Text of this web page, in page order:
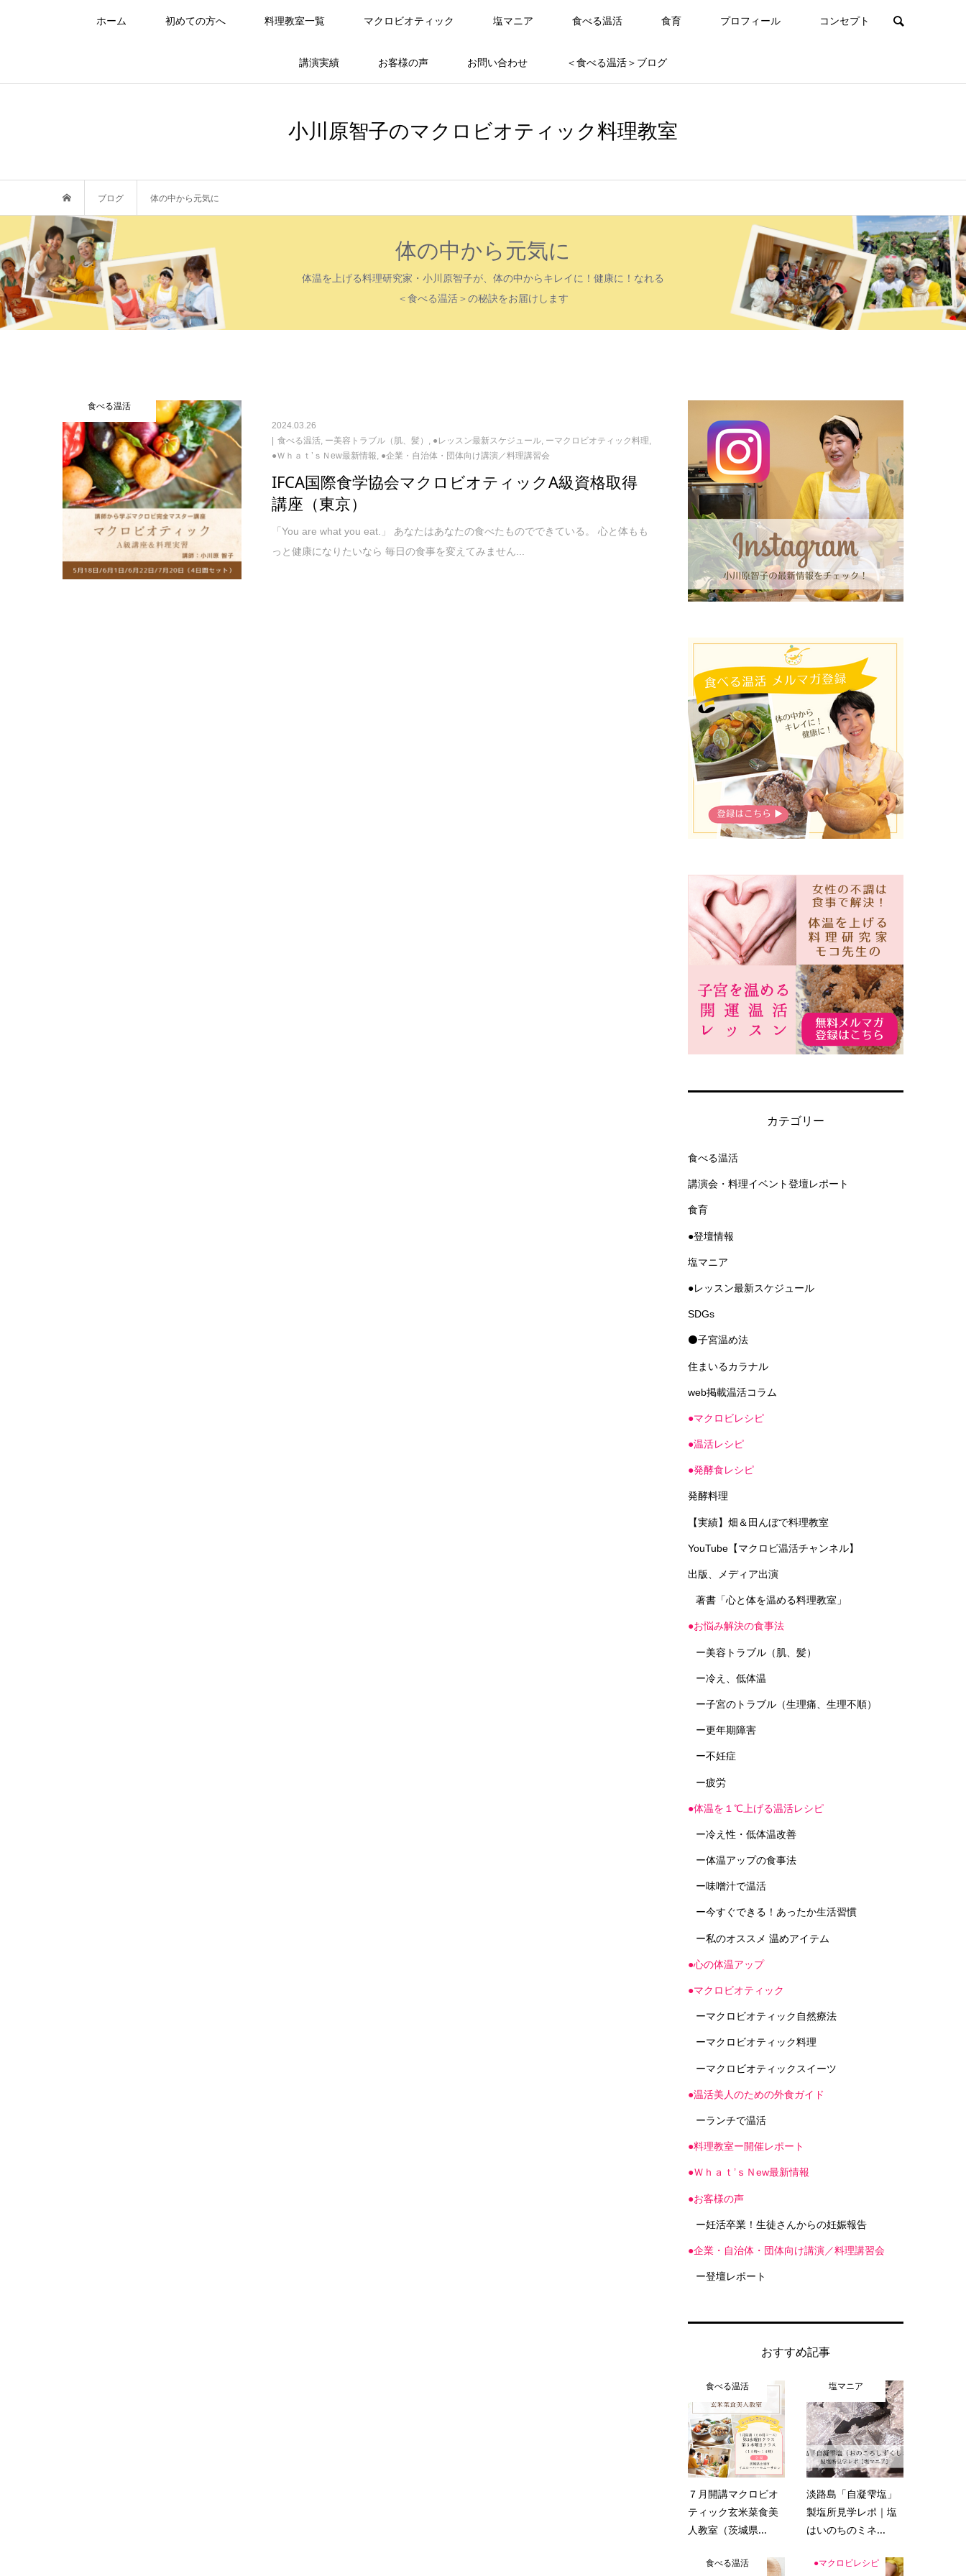
ホーム 初めての方へ 料理教室一覧 マクロビオティック 塩マニア 食べる温活 食育 プロフィール コンセプト
講演実績 お客様の声 お問い合わせ ＜食べる温活＞ブログ
小川原智子のマクロビオティック料理教室
ブログ 体の中から元気に
体の中から元気に
体温を上げる料理研究家・小川原智子が、体の中からキレイに！健康に！なれる
＜食べる温活＞の秘訣をお届けします
食べる温活
2024.03.26
食べる温活, ー美容トラブル（肌、髪） , ●レッスン最新スケジュール, ーマクロビオティック料理,
●Ｗｈａｔ’ｓＮew最新情報, ●企業・自治体・団体向け講演／料理講習会
IFCA国際食学協会マクロビオティックA級資格取得
講座（東京）
「You are what you eat.」 あなたはあなたの食べたものでできている。 心と体もも
っと健康になりたいなら 毎日の食事を変えてみません...
カテゴリー
食べる温活
講演会・料理イベント登壇レポート
食育
●登壇情報
塩マニア
●レッスン最新スケジュール
SDGs
⚫子宮温め法
住まいるカラナル
web掲載温活コラム
●マクロビレシピ
●温活レシピ
●発酵食レシピ
発酵料理
【実績】畑＆田んぼで料理教室
YouTube【マクロビ温活チャンネル】
出版、メディア出演
著書「心と体を温める料理教室」
●お悩み解決の食事法
ー美容トラブル（肌、髪）
ー冷え、低体温
ー子宮のトラブル（生理痛、生理不順）
ー更年期障害
ー不妊症
ー疲労
●体温を１℃上げる温活レシピ
ー冷え性・低体温改善
ー体温アップの食事法
ー味噌汁で温活
ー今すぐできる！あったか生活習慣
ー私のオススメ 温めアイテム
●心の体温アップ
●マクロビオティック
ーマクロビオティック自然療法
ーマクロビオティック料理
ーマクロビオティックスイーツ
●温活美人のための外食ガイド
ーランチで温活
●料理教室ー開催レポート
●Ｗｈａｔ’ｓＮew最新情報
●お客様の声
ー妊活卒業！生徒さんからの妊娠報告
●企業・自治体・団体向け講演／料理講習会
ー登壇レポート
おすすめ記事
食べる温活
７月開講マクロビオ
ティック玄米菜食美
人教室（茨城県...
塩マニア
淡路島「自凝雫塩」
製塩所見学レポ｜塩
はいのちのミネ...
食べる温活 ●マクロビレシピ